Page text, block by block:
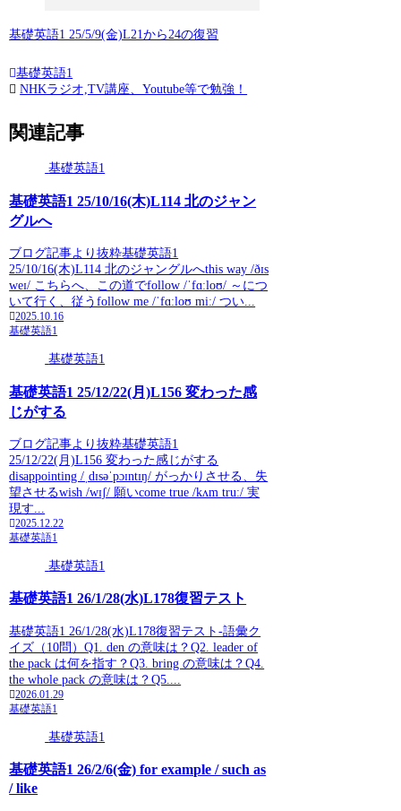
基礎英語1 25/5/9(金)L21から24の復習
基礎英語1
NHKラジオ,TV講座、Youtube等で勉強！
関連記事
基礎英語1
基礎英語1 25/10/16(木)L114 北のジャン
グルへ
ブログ記事より抜粋基礎英語1
25/10/16(木)L114 北のジャングルへthis way /ðɪs
weɪ/ こちらへ、この道でfollow /ˈfɑːloʊ/ ～につ
いて行く、従うfollow me /ˈfɑːloʊ miː/ つい...
2025.10.16
基礎英語1
基礎英語1
基礎英語1 25/12/22(月)L156 変わった感
じがする
ブログ記事より抜粋基礎英語1
25/12/22(月)L156 変わった感じがする
disappointing /ˌdɪsəˈpɔɪntɪŋ/ がっかりさせる、失
望させるwish /wɪʃ/ 願いcome true /kʌm truː/ 実
現す...
2025.12.22
基礎英語1
基礎英語1
基礎英語1 26/1/28(水)L178復習テスト
基礎英語1 26/1/28(水)L178復習テスト-語彙ク
イズ（10問）Q1. den の意味は？Q2. leader of
the pack は何を指す？Q3. bring の意味は？Q4.
the whole pack の意味は？Q5....
2026.01.29
基礎英語1
基礎英語1
基礎英語1 26/2/6(金) for example / such as
/ like